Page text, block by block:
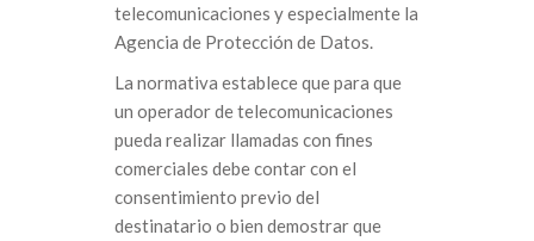
telecomunicaciones y especialmente la
Agencia de Protección de Datos.
La normativa establece que para que
un operador de telecomunicaciones
pueda realizar llamadas con fines
comerciales debe contar con el
consentimiento previo del
destinatario o bien demostrar que